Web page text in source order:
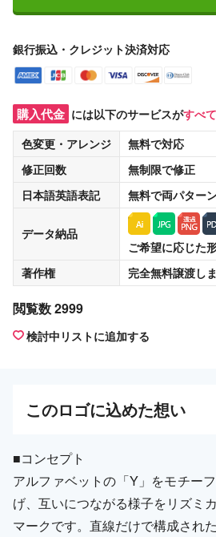
銀行振込・クレジット決済対応
購入代金 には以下のサービスがすべて
色変更・アレンジ
無料で対応
修正回数
無制限で修正
日本語英語表記
無料で両パター
データ納品
ご希望に応じた
著作権
完全無料譲渡し
閲覧数 2999
検討中リストに追加する
このロゴに込めた想い
■コンセプト
アルファベットの「Y」をモチー
げ、互いにつながる様子をリズミ
マークです。直線だけで構成され